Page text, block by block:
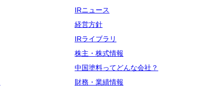
IRニュース
経営方針
IRライブラリ
株主・株式情報
中国塗料ってどんな会社？
財務・業績情報